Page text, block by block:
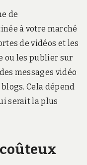
de
à votre marché
de vidéos et les
ou les publier sur
messages vidéo
Cela dépend
serait la plus